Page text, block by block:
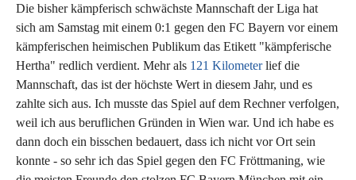
Die bisher kämpferisch schwächste Mannschaft der Liga hat
sich am Samstag mit einem 0:1 gegen den FC Bayern vor einem
kämpferischen heimischen Publikum das Etikett "kämpferische
Hertha" redlich verdient. Mehr als 121 Kilometerlief die
Mannschaft, das ist der höchste Wert in diesem Jahr, und es
zahlte sich aus. Ich musste das Spiel auf dem Rechner verfolgen,
weil ich aus beruflichen Gründen in Wien war. Und ich habe es
dann doch ein bisschen bedauert, dass ich nicht vor Ort sein
konnte - so sehr ich das Spiel gegen den FC Fröttmaning, wie